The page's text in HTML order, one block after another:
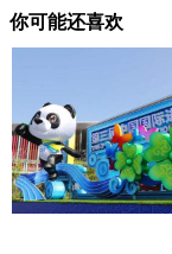
你可能还喜欢